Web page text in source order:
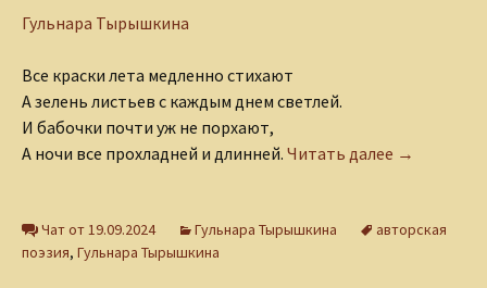
Гульнара Тырышкина
Все краски лета медленно стихают
А зелень листьев с каждым днем светлей.
И бабочки почти уж не порхают,
А ночи все прохладней и длинней. Читать далее Приходит
→
Чат от 19.09.2024 Гульнара Тырышкина
авторская
поэзия, Гульнара Тырышкина